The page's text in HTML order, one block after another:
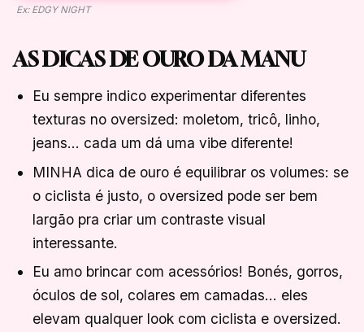
Ex: EDGY NIGHT
AS DICAS DE OURO DA MANU
Eu sempre indico experimentar diferentes
texturas no oversized: moletom, tricô, linho,
jeans… cada um dá uma vibe diferente!
MINHA dica de ouro é equilibrar os volumes: se
o ciclista é justo, o oversized pode ser bem
largão pra criar um contraste visual
interessante.
Eu amo brincar com acessórios! Bonés, gorros,
óculos de sol, colares em camadas… eles
elevam qualquer look com ciclista e oversized.